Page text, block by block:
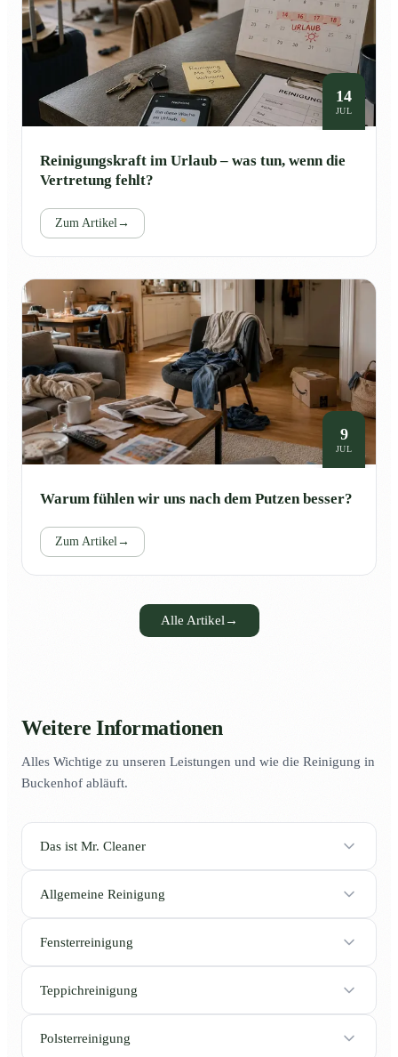
14
JUL
Reinigungskraft im Urlaub – was tun, wenn die
Vertretung fehlt?
Zum Artikel→
9
JUL
Warum fühlen wir uns nach dem Putzen besser?
Zum Artikel→
Alle Artikel→
Weitere Informationen
Alles Wichtige zu unseren Leistungen und wie die Reinigung in
Buckenhof abläuft.
Das ist Mr. Cleaner
Allgemeine Reinigung
Fensterreinigung
Teppichreinigung
Polsterreinigung